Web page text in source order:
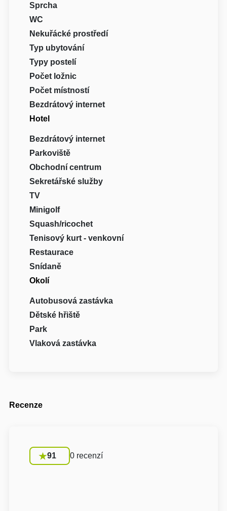
Sprcha
WC
Nekuřácké prostředí
Typ ubytování
Typy postelí
Počet ložnic
Počet místností
Bezdrátový internet
Hotel
Bezdrátový internet
Parkoviště
Obchodní centrum
Sekretářské služby
TV
Minigolf
Squash/ricochet
Tenisový kurt - venkovní
Restaurace
Snídaně
Okolí
Autobusová zastávka
Dětské hřiště
Park
Vlaková zastávka
Recenze
91 0 recenzí